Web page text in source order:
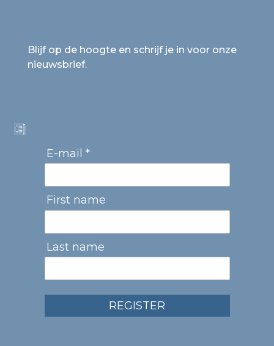
Blijf op de hoogte en schrijf je in voor onze
nieuwsbrief.
E-mail *
First name
Last name
REGISTER